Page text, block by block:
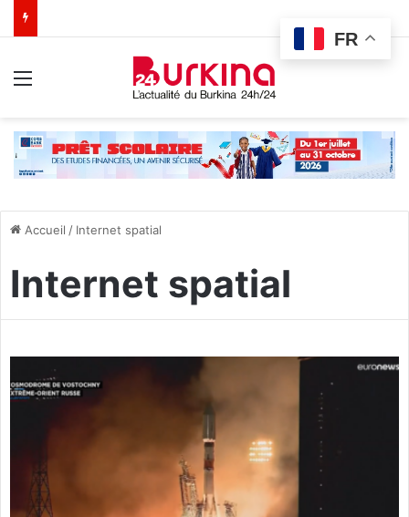
Accueil / Internet spatial
Internet spatial
FR